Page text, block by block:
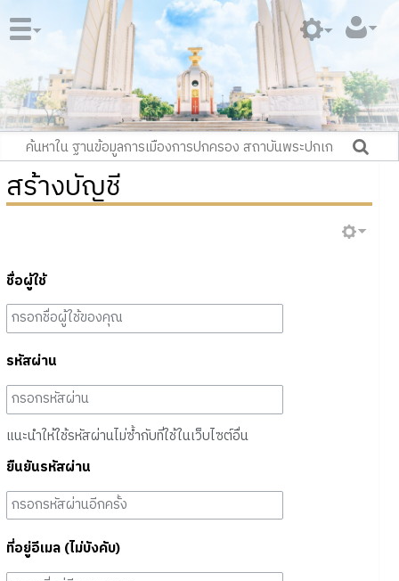
สร้างบัญชี
ชื่อผู้ใช้
รหัสผ่าน
แนะนำให้ใช้รหัสผ่านไม่ซ้ำกับที่ใช้ในเว็บไซต์อื่น
ยืนยันรหัสผ่าน
ที่อยู่อีเมล (ไม่บังคับ)